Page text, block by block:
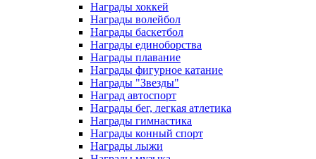
Награды хоккей
Награды волейбол
Награды баскетбол
Награды единоборства
Награды плавание
Награды фигурное катание
Награды "Звезды"
Наград автоспорт
Награды бег, легкая атлетика
Награды гимнастика
Награды конный спорт
Награды лыжи